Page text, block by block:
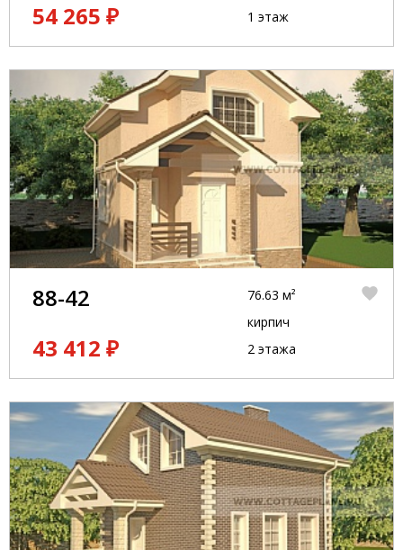
54 265 ₽
1 этаж
88-42
43 412 ₽
76.63 м²
кирпич
2 этажа